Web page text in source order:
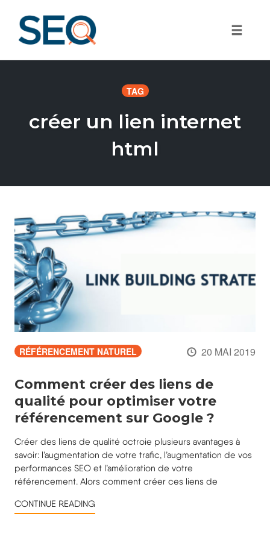
TAG
créer un lien internet
html
RÉFÉRENCEMENT NATUREL 20 MAI 2019
Comment créer des liens de
qualité pour optimiser votre
référencement sur Google ?
Créer des liens de qualité octroie plusieurs avantages à
savoir: l’augmentation de votre trafic, l’augmentation de vos
performances SEO et l’amélioration de votre
référencement. Alors comment créer ces liens de
CONTINUE READING